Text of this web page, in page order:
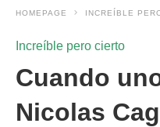
HOMEPAGE INCREÍBLE
Increíble pero cierto
Cuando
Nicolas